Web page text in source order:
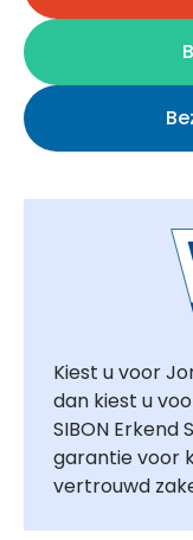
Kiest u voor
dan kiest u
SIBON Erkend
garantie voor
vertrouwd